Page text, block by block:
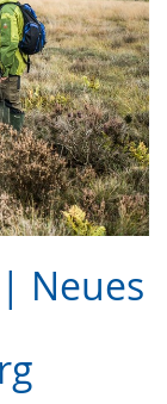
Neues